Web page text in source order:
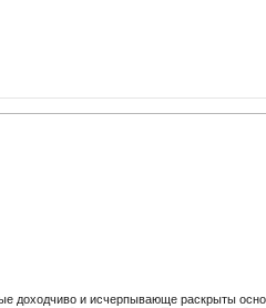
доходчиво и исчерпывающе раскрыты